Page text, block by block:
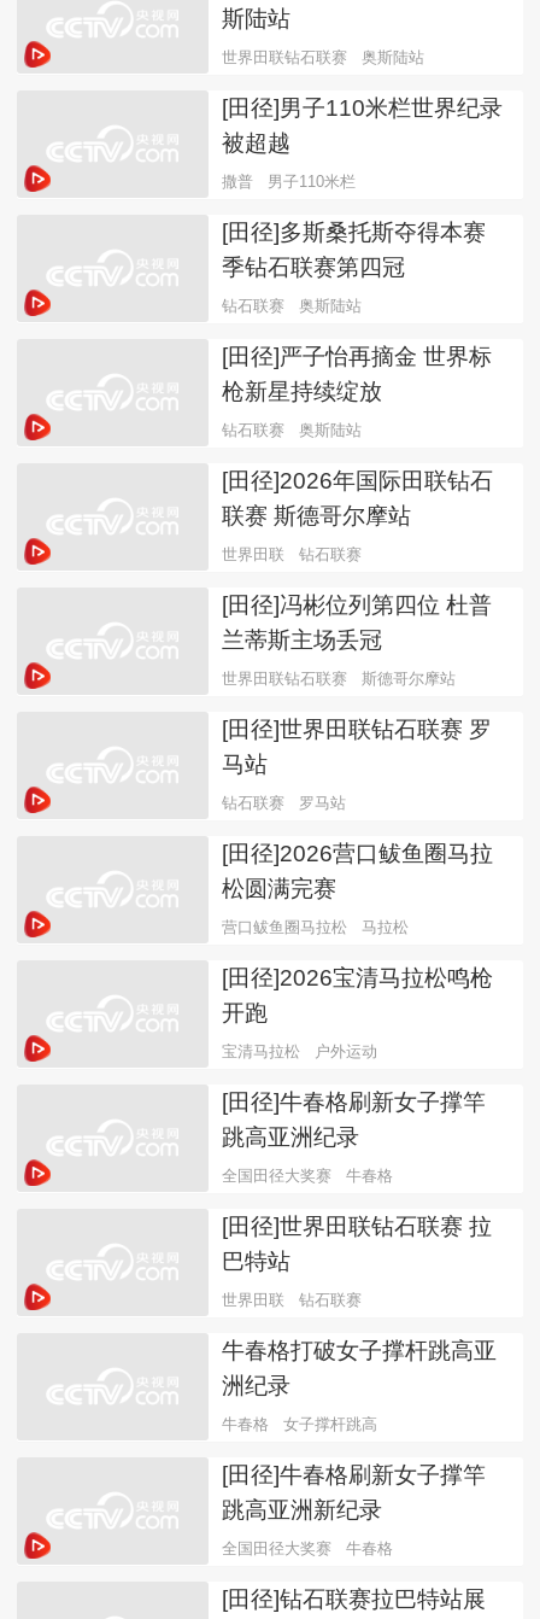
斯陆站
世界田联钻石联赛 奥斯陆站
[田径]男子110米栏世界纪录
被超越
撒普 男子110米栏
[田径]多斯桑托斯夺得本赛
季钻石联赛第四冠
钻石联赛 奥斯陆站
[田径]严子怡再摘金 世界标
枪新星持续绽放
钻石联赛 奥斯陆站
[田径]2026年国际田联钻石
联赛 斯德哥尔摩站
世界田联 钻石联赛
[田径]冯彬位列第四位 杜普
兰蒂斯主场丢冠
世界田联钻石联赛 斯德哥尔摩站
[田径]世界田联钻石联赛 罗
马站
钻石联赛 罗马站
[田径]2026营口鲅鱼圈马拉
松圆满完赛
营口鲅鱼圈马拉松 马拉松
[田径]2026宝清马拉松鸣枪
开跑
宝清马拉松 户外运动
[田径]牛春格刷新女子撑竿
跳高亚洲纪录
全国田径大奖赛 牛春格
[田径]世界田联钻石联赛 拉
巴特站
世界田联 钻石联赛
牛春格打破女子撑杆跳高亚
洲纪录
牛春格 女子撑杆跳高
[田径]牛春格刷新女子撑竿
跳高亚洲新纪录
全国田径大奖赛 牛春格
[田径]钻石联赛拉巴特站展